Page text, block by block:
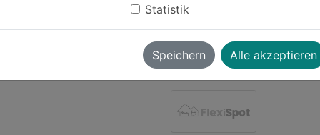
Statistik
Speichern Alle akzeptieren